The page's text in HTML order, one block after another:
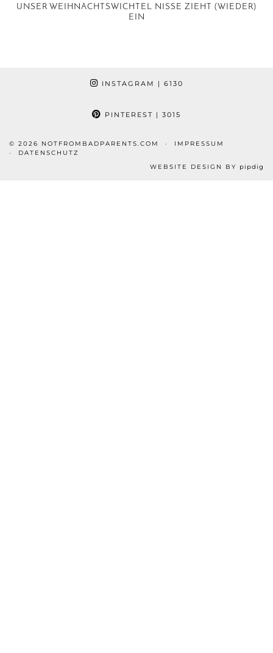
UNSER WEIHNACHTSWICHTEL NISSE ZIEHT (WIEDER)
EIN
INSTAGRAM | 6130
PINTEREST | 3015
© 2026 NOTFROMBADPARENTS.COM
IMPRESSUM
DATENSCHUTZ
WEBSITE DESIGN BY pipdig